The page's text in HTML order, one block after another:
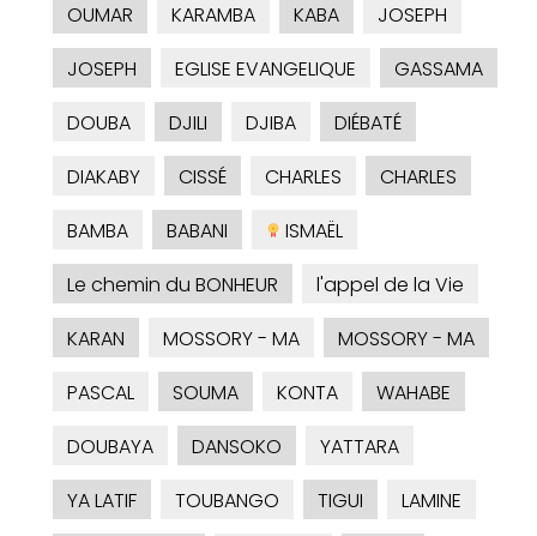
OUMAR
KARAMBA KABA
JOSEPH
JOSEPH
EGLISE EVANGELIQUE
GASSAMA
DOUBA
DJILI DJIBA
DIÉBATÉ
DIAKABY
CISSÉ CHARLES
CHARLES
BAMBA
BABANI
ISMAËL
Le chemin du BONHEUR
l'appel de la Vie
KARAN
MOSSORY - MA
MOSSORY - MA
PASCAL
SOUMA KONTA
WAHABE
DOUBAYA
DANSOKO
YATTARA
YA LATIF
TOUBANGO TIGUI LAMINE